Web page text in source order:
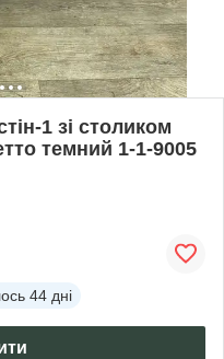
1 зі столиком
темний 1-1-9005
44 дні